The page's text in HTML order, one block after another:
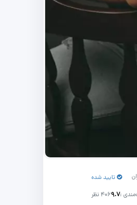
تایید شده
:۹.۷406 نظر